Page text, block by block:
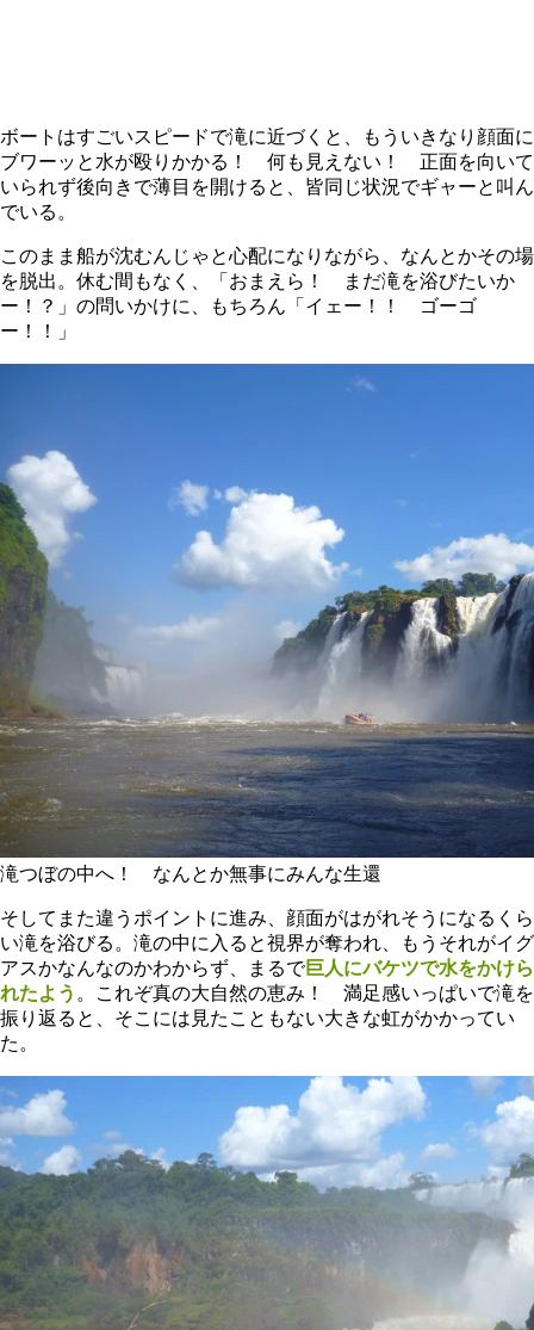
ボートはすごいスピードで滝に近づくと、もういきなり顔面に
ブワーッと水が殴りかかる！ 何も見えない！ 正面を向いて
いられず後向きで薄目を開けると、皆同じ状況でギャーと叫ん
でいる。
このまま船が沈むんじゃと心配になりながら、なんとかその場
を脱出。休む間もなく、「おまえら！ まだ滝を浴びたいか
ー！？」の問いかけに、もちろん「イェー！！ ゴーゴ
ー！！」
滝つぼの中へ！ なんとか無事にみんな生還
そしてまた違うポイントに進み、顔面がはがれそうになるくら
い滝を浴びる。滝の中に入ると視界が奪われ、もうそれがイグ
アスかなんなのかわからず、まるで巨人にバケツで水をかけら
れたよう 。これぞ真の大自然の恵み！ 満足感いっぱいで滝を
振り返ると、そこには見たこともない大きな虹がかかってい
た。